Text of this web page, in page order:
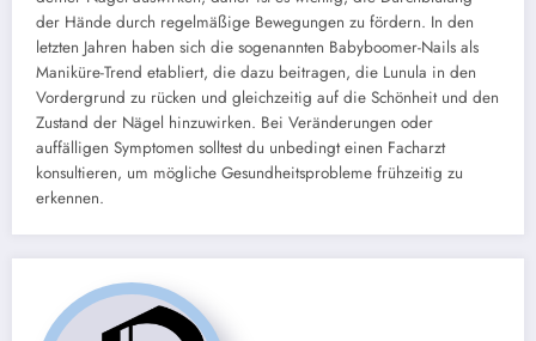
der Hände durch regelmäßige Bewegungen zu fördern. In den
letzten Jahren haben sich die sogenannten Babyboomer-Nails als
Maniküre-Trend etabliert, die dazu beitragen, die Lunula in den
Vordergrund zu rücken und gleichzeitig auf die Schönheit und den
Zustand der Nägel hinzuwirken. Bei Veränderungen oder
auffälligen Symptomen solltest du unbedingt einen Facharzt
konsultieren, um mögliche Gesundheitsprobleme frühzeitig zu
erkennen.